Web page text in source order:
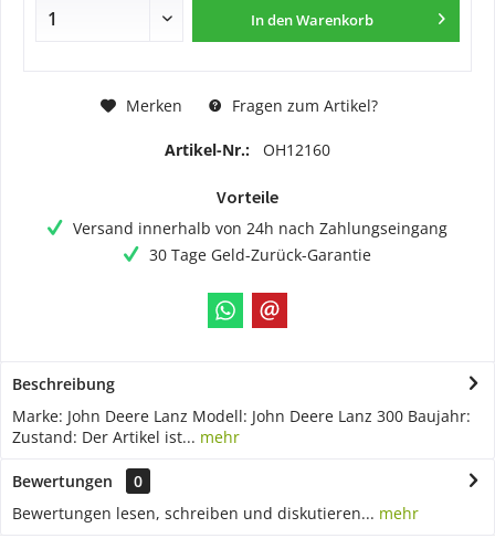
In denWarenkorb
Merken Fragen zum Artikel?
Artikel-Nr.: OH12160
Vorteile
Versand innerhalb von 24h nach Zahlungseingang
30 Tage Geld-Zurück-Garantie
Beschreibung
Marke: John Deere Lanz Modell: John Deere Lanz 300 Baujahr:
Zustand: Der Artikel ist... mehr
Bewertungen
0
Bewertungen lesen, schreiben und diskutieren... mehr